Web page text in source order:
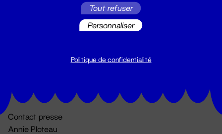
billetterie@leGrandT.fr
Contact presse
Annie Ploteau
Tout refuser
Personnaliser
Politique de confidentialité